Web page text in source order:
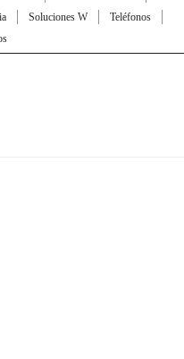
Soluciones W
Teléfonos